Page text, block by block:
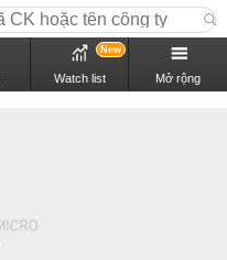
Watch list
New
Mở rộng